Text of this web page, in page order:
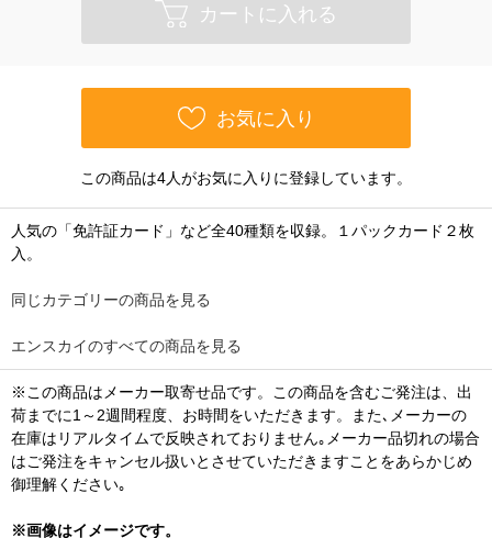
カートに入れる
お気に入り
この商品は4人がお気に入りに登録しています。
人気の「免許証カード」など全40種類を収録。１パックカード２枚
入。
同じカテゴリーの商品を見る
エンスカイのすべての商品を見る
※この商品はメーカー取寄せ品です。この商品を含むご発注は、出
荷までに1～2週間程度、お時間をいただきます。また､メーカーの
在庫はリアルタイムで反映されておりません｡メーカー品切れの場合
はご発注をキャンセル扱いとさせていただきますことをあらかじめ
御理解ください｡
※画像はイメージです。